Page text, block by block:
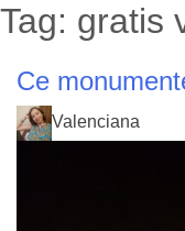
Tag: gratis
Ce
Valenciana